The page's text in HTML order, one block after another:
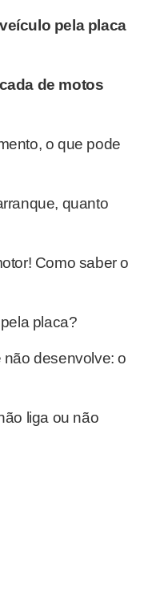
pela placa
de motos
o que pode
quanto
Como saber o
placa?
desenvolve: o
liga ou não